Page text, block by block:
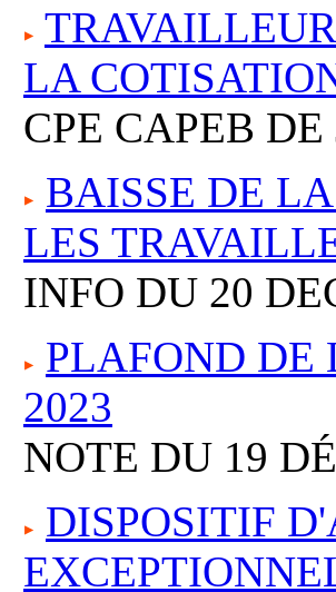
LA
CPE CAPEB
BAISSE DE
LES
INFO DU 20
PLAFOND DE
2023
NOTE DU 19
DISPOSITIF